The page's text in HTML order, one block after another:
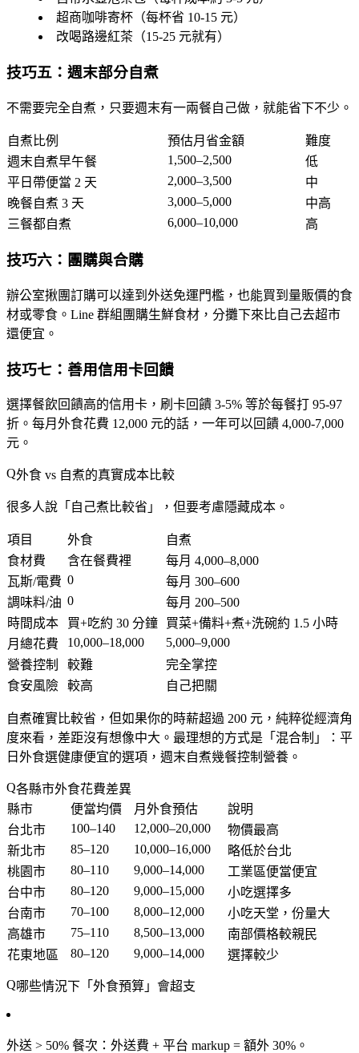
超商咖啡寄杯（每杯省 10-15 元）
改喝路邊紅茶（15-25 元就有）
技巧五：週末部分自煮
不需要完全自煮，只要週末有一兩餐自己做，就能省下不少。
自煮比例 預估月省金額
難度
週末自煮早午餐
1,500–2,500
低
平日帶便當 2 天
2,000–3,500
中
晚餐自煮 3 天
3,000–5,000
中高
三餐都自煮
6,000–10,000 高
技巧六：團購與合購
辦公室揪團訂購可以達到外送免運門檻，也能買到量販價的食
材或零食。Line 群組團購生鮮食材，分攤下來比自己去超市
還便宜。
技巧七：善用信用卡回饋
選擇餐飲回饋高的信用卡，刷卡回饋 3-5% 等於每餐打 95-97
折。每月外食花費 12,000 元的話，一年可以回饋 4,000-7,000
元。
外食 vs 自煮的真實成本比較
很多人說「自己煮比較省」，但要考慮隱藏成本。
項目 外食
自煮
食材費
含在餐費裡
每月 4,000–8,000
瓦斯/電費 0
每月 300–600
調味料/油 0
每月 200–500
時間成本
買+吃約 30 分鐘
買菜+備料+煮+洗碗約 1.5 小時
月總花費
10,000–18,000
5,000–9,000
營養控制
較難
完全掌控
食安風險
較高 自己把關
自煮確實比較省，但如果你的時薪超過 200 元，純粹從經濟角
度來看，差距沒有想像中大。最理想的方式是「混合制」：平
日外食選健康便宜的選項，週末自煮幾餐控制營養。
各縣市外食花費差異
縣市
便當均價 月外食預估
說明
台北市
100–140 12,000–20,000
物價最高
新北市
85–120 10,000–16,000
略低於台北
桃園市
80–110 9,000–14,000
工業區便當便宜
台中市
80–120 9,000–15,000
小吃選擇多
台南市
70–100 8,000–12,000
小吃天堂，份量大
高雄市
75–110 8,500–13,000
南部價格較親民
花東地區
80–120 9,000–14,000 選擇較少
哪些情況下「外食預算」會超支
外送 > 50% 餐次 ：外送費 + 平台 markup = 額外 30%。